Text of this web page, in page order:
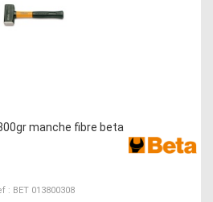
manche fibre beta
: BET 013800308